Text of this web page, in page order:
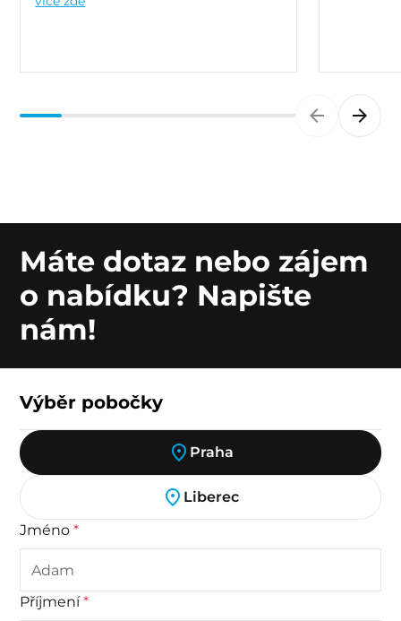
Máte dotaz nebo zájem
o nabídku? Napište
nám!
Výběr pobočky
Praha
Liberec
Jméno*
Příjmení*